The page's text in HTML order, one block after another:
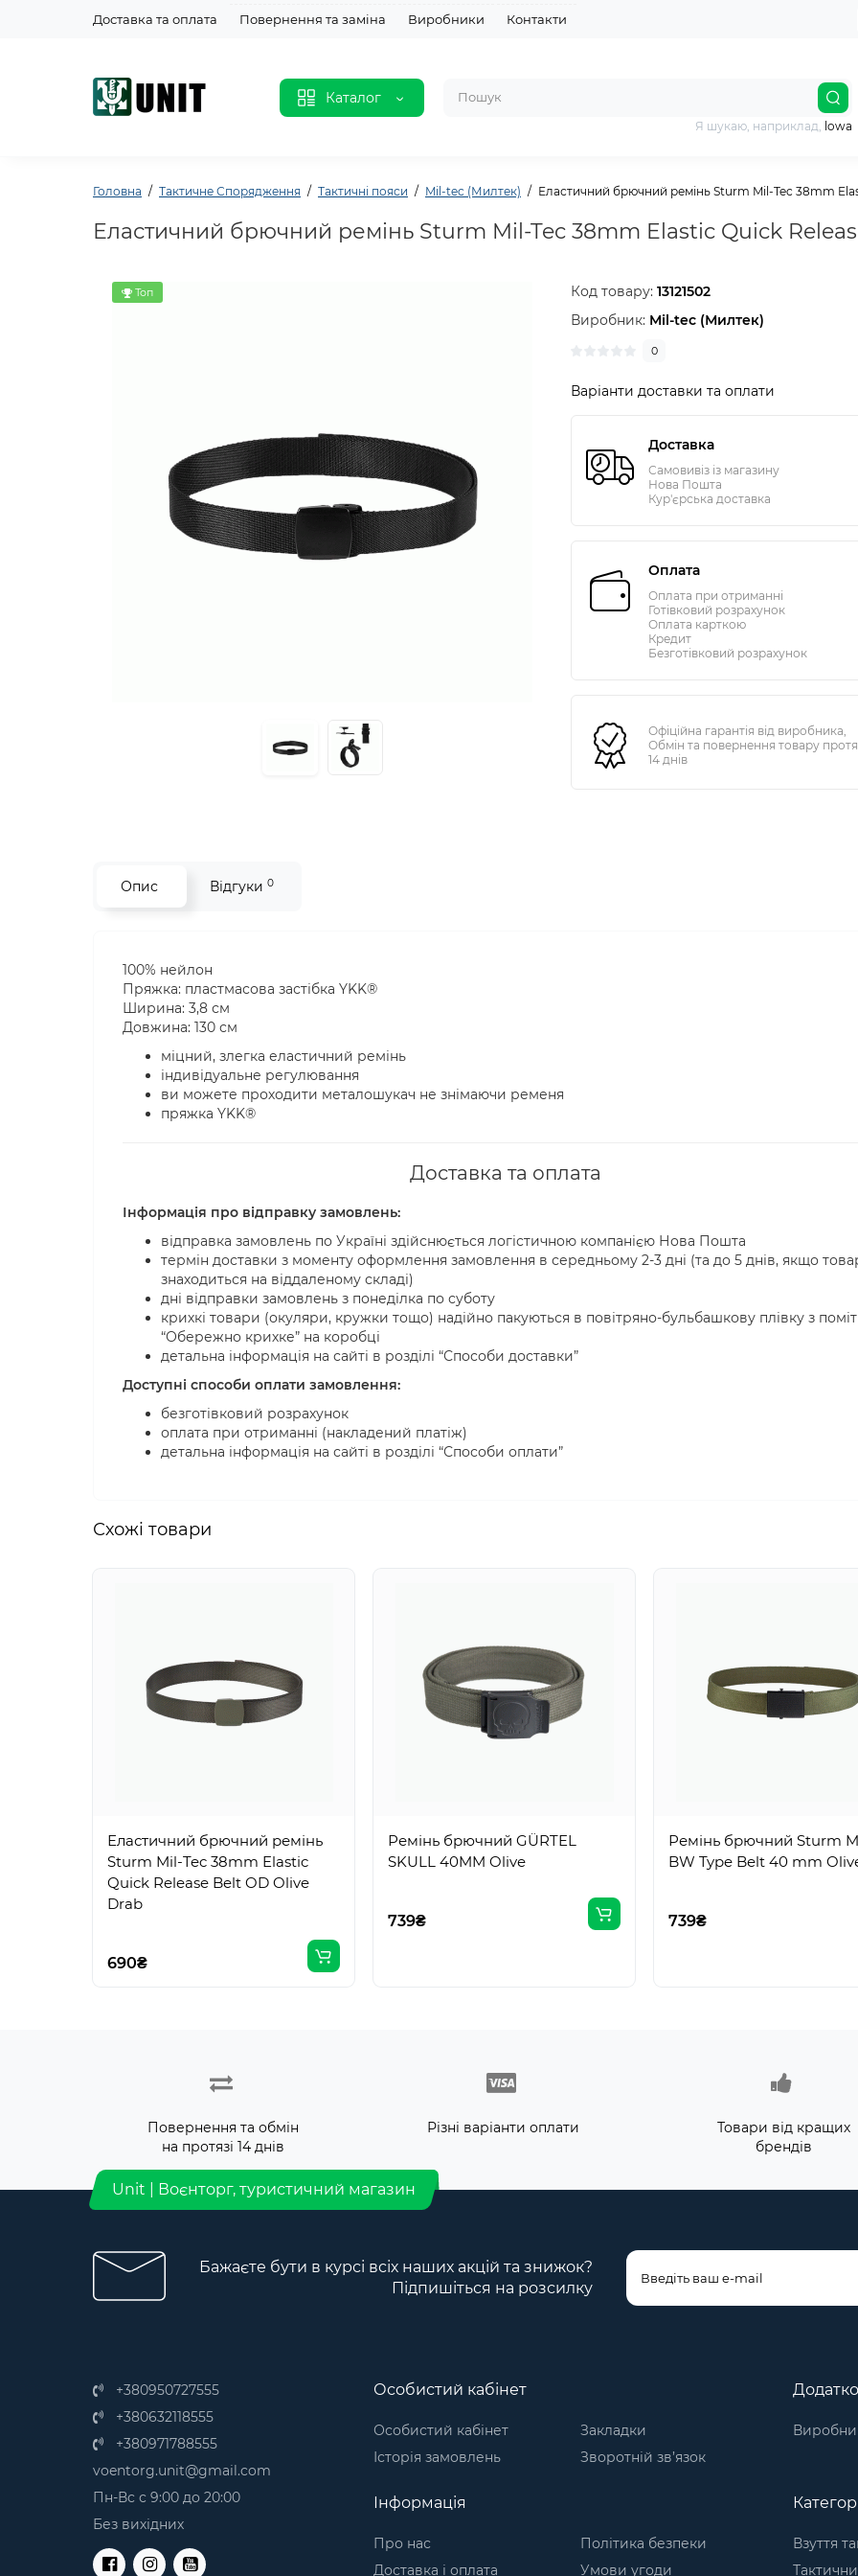
Доставка та оплата Повернення та заміна Виробники Контакти
Каталог
Я шукаю, наприклад, lowa
Головна Тактичне Спорядження Тактичні пояси Mil-tec (Милтек) Еластичний брючний ремінь Sturm Mil-Tec 38mm
Еластичний брючний ремінь Sturm Mil-Tec 38mm Elastic Quick
Топ Код товару:13121502
Виробник: Mil-tec (Милтек)
0
Варіанти доставки та оплати
Доставка
Самовивіз із магазину
Нова Пошта
Кур'єрська доставка
Оплата
Оплата при отриманні
Готівковий розрахунок
Оплата карткою
Кредит
Безготівковий розрахунок
Офіційна гарантія від виробника,
Обмін та повернення товару
14 днів
Опис Відгуки 0
100% нейлон
Пряжка: пластмасова застібка YKK®
Ширина: 3,8 см
Довжина: 130 см
міцний, злегка еластичний ремінь
індивідуальне регулювання
ви можете проходити металошукач не знімаючи ременя
пряжка YKK®
Доставка та оплата
Інформація про відправку замовлень:
відправка замовлень по Україні здійснюється логістичною компанією Нова Пошта
термін доставки з моменту оформлення замовлення в середньому 2-3 дні (та до 5 днів, якщо
знаходиться на віддаленому складі)
дні відправки замовлень з понеділка по суботу
крихкі товари (окуляри, кружки тощо) надійно пакуються в повітряно-бульбашкову плівку з
“Обережно крихке” на коробці
детальна інформація на сайті в розділі “Способи доставки”
Доступні способи оплати замовлення:
безготівковий розрахунок
оплата при отриманні (накладений платіж)
детальна інформація на сайті в розділі “Способи оплати”
Схожi товари
Еластичний брючний ремінь
Sturm Mil-Tec 38mm Elastic
Quick Release Belt OD Olive
Drab
690₴
Ремінь брючний GÜRTEL
SKULL 40MM Olive
739₴
Ремінь брючний Sturm
BW Type Belt 40 mm
739₴
Повернення та обмін
на протязі 14 днів
Різні варіанти оплати
Товари від кращих
брендів
Unit | Воєнторг, туристичний магазин
Бажаєте бути в курсі всіх наших акцій та знижок?
Підпишіться на розсилку
+380950727555
+380632118555
+380971788555
voentorg.unit@gmail.com
Пн-Вс с 9:00 до 20:00
Без вихідних
Особистий кабінет
Особистий кабінет
Історія замовлень
Закладки
Зворотній зв’язок
Інформація
Про нас
Доставка і оплата
Політика безпеки
Умови угоди
Взуття